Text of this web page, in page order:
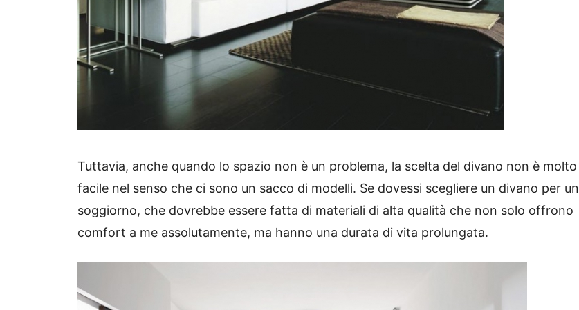
Tuttavia, anche quando lo spazio non è un problema, la scelta del divano non è molto
facile nel senso che ci sono un sacco di modelli. Se dovessi scegliere un divano per un
soggiorno, che dovrebbe essere fatta di materiali di alta qualità che non solo offrono
comfort a me assolutamente, ma hanno una durata di vita prolungata.